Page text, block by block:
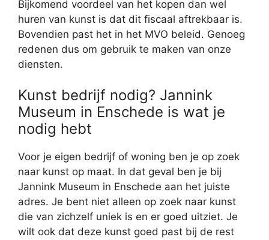
Bijkomend voordeel van het kopen dan wel
huren van kunst is dat dit fiscaal aftrekbaar is.
Bovendien past het in het MVO beleid. Genoeg
redenen dus om gebruik te maken van onze
diensten.
Kunst bedrijf nodig? Jannink
Museum in Enschede is wat je
nodig hebt
Voor je eigen bedrijf of woning ben je op zoek
naar kunst op maat. In dat geval ben je bij
Jannink Museum in Enschede aan het juiste
adres. Je bent niet alleen op zoek naar kunst
die van zichzelf uniek is en er goed uitziet. Je
wilt ook dat deze kunst goed past bij de rest